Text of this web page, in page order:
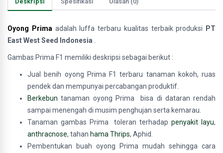
Oyong Prima adalah luffa terbaru kualitas terbaik produksi
PT
East West Seed Indonesia
Gambas Prima F1 memiliki deskripsi sebagai berikut :
Jual benih oyong Prima F1 terbaru tanaman kokoh, ruas
pendek dan mempunyai percabangan produktif.
Berkebun tanaman oyong Prima bisa di dataran rendah
sampai menengah di musim penghujan serta kemarau.
Tanaman gambas Prima toleran terhadappenyakit layu,
anthracnose, tahan hama Thrips, Aphid.
Pembentukan buah oyong Prima mudah sehingga cara